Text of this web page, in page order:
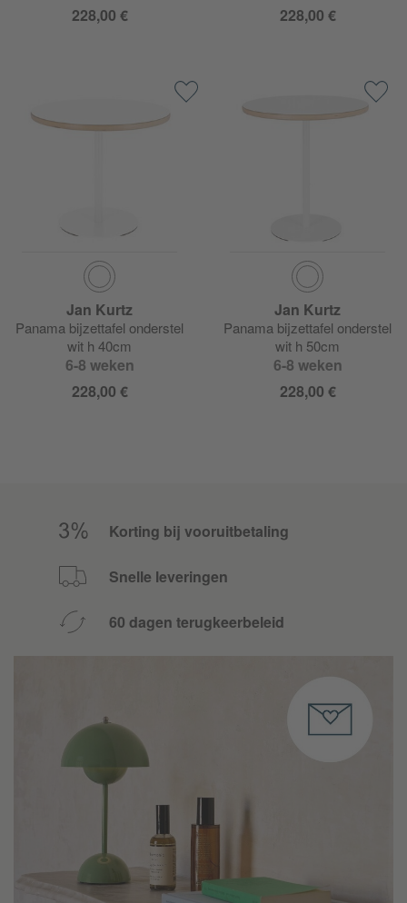
228,00 €
228,00 €
Jan Kurtz
Panama bijzettafel onderstel
wit h 40cm
6-8 weken
228,00 €
Jan Kurtz
Panama bijzettafel onderstel
wit h 50cm
6-8 weken
228,00 €
Korting bij vooruitbetaling
Snelle leveringen
60 dagen terugkeerbeleid